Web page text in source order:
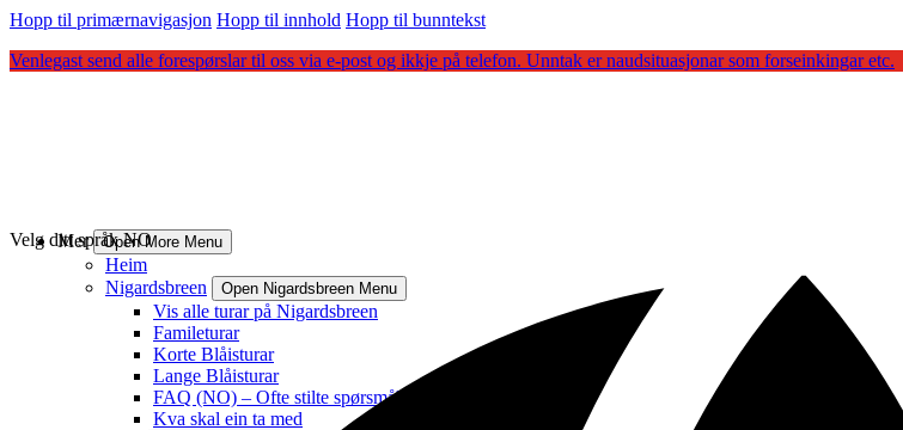
Hopp til primærnavigasjon Hopp til innhold Hopp til bunntekst
Venlegast send alle forespørslar til oss via e-post og ikkje på telefon. Unntak er naudsituasjonar som forseinkingar etc.
Mer Open More Menu
Heim
Nigardsbreen
Open Nigardsbreen Menu
Vis alle turar på Nigardsbreen
Famileturar
Korte Blåisturar
Lange Blåisturar
FAQ (NO) – Ofte stilte spørsmål
Kva skal ein ta med
Velg ditt språk NO